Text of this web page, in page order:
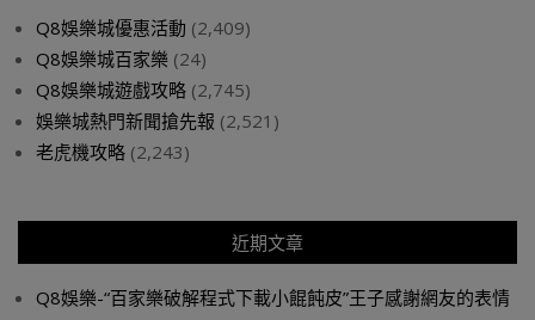
Q8娛樂城優惠活動 (2,409)
Q8娛樂城百家樂 (24)
Q8娛樂城遊戲攻略 (2,745)
娛樂城熱門新聞搶先報 (2,521)
老虎機攻略 (2,243)
近期文章
Q8娛樂-“百家樂破解程式下載小餛飩皮”王子感謝網友的表情